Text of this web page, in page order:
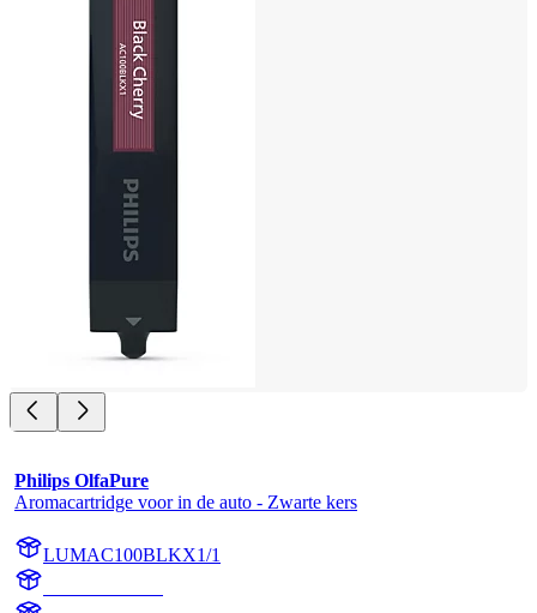
Philips OlfaPure
Aromacartridge voor in de auto - Zwarte kers
LUMAC100BLKX1/1